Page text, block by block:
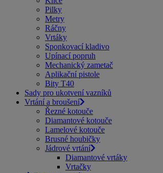
Pilky
Metry
Ráčny
Vrtáky
Sponkovací kladivo
Upínací popruh
Mechanický zametač
Aplikační pistole
Bity T40
Sady pro ukotvení vazníků
Vrtání a broušení
Řezné kotouče
Diamantové kotouče
Lamelové kotouče
Brusné houbičky
Jádrové vrtání
Diamantové vrtáky
Vrtačky